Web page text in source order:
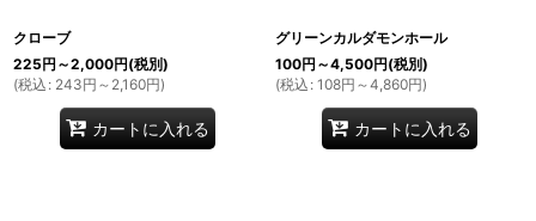
クローブ
225円 ～2,000円(税別)
(税込 : 243円 ～2,160円)
カートに入れる
グリーンカルダモンホール
100円 ～4,500円(税別)
(税込 : 108円 ～4,860円)
カートに入れる